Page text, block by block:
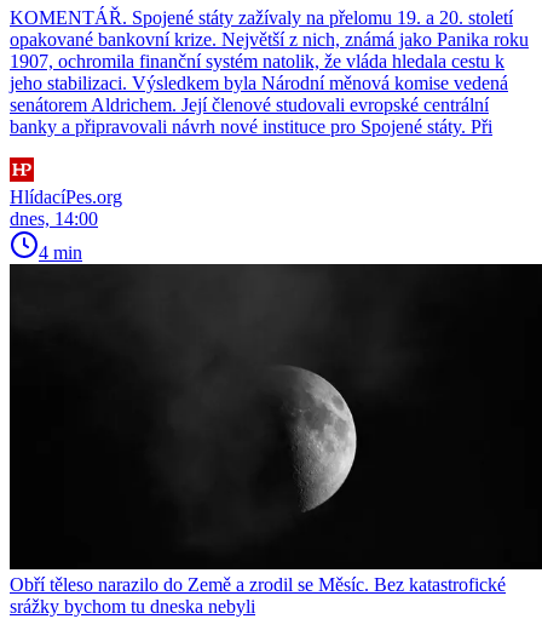
KOMENTÁŘ. Spojené státy zažívaly na přelomu 19. a 20. století
opakované bankovní krize. Největší z nich, známá jako Panika roku
1907, ochromila finanční systém natolik, že vláda hledala cestu k
jeho stabilizaci. Výsledkem byla Národní měnová komise vedená
senátorem Aldrichem. Její členové studovali evropské centrální
banky a připravovali návrh nové instituce pro Spojené státy. Při
HlídacíPes.org
dnes, 14:00
4 min
Obří těleso narazilo do Země a zrodil se Měsíc. Bez katastrofické
srážky bychom tu dneska nebyli